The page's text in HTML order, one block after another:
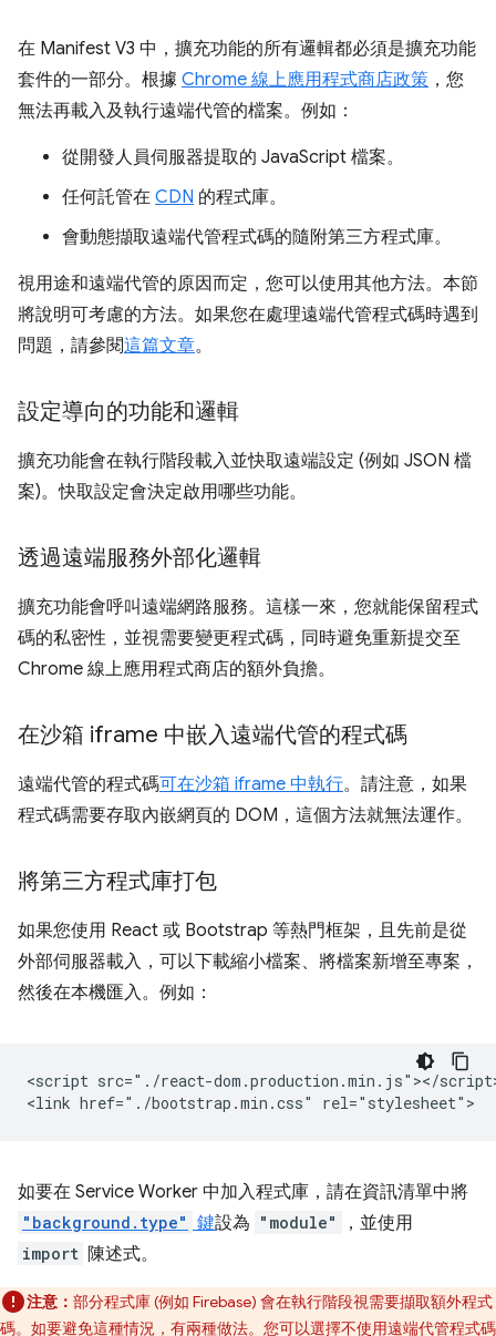
在 Manifest V3 中，擴充功能的所有邏輯都必須是擴充功能
套件的一部分。根據 Chrome 線上應用程式商店政策 ，您
無法再載入及執行遠端代管的檔案。例如：
從開發人員伺服器提取的 JavaScript 檔案。
任何託管在 CDN 的程式庫。
會動態擷取遠端代管程式碼的隨附第三方程式庫。
視用途和遠端代管的原因而定，您可以使用其他方法。本節
將說明可考慮的方法。如果您在處理遠端代管程式碼時遇到
問題，請參閱這篇文章。
設定導向的功能和邏輯
擴充功能會在執行階段載入並快取遠端設定 (例如 JSON 檔
案)。快取設定會決定啟用哪些功能。
透過遠端服務外部化邏輯
擴充功能會呼叫遠端網路服務。這樣一來，您就能保留程式
碼的私密性，並視需要變更程式碼，同時避免重新提交至
Chrome 線上應用程式商店的額外負擔。
在沙箱 iframe 中嵌入遠端代管的程式碼
遠端代管的程式碼可在沙箱 iframe 中執行。請注意，如果
程式碼需要存取內嵌網頁的 DOM，這個方法就無法運作。
將第三方程式庫打包
如果您使用 React 或 Bootstrap 等熱門框架，且先前是從
外部伺服器載入，可以下載縮小檔案、將檔案新增至專案，
然後在本機匯入。例如：
<script src="./react-dom.production.min.js"></
如要在 Service Worker 中加入程式庫，請在資訊清單中將
"background.type" 鍵設為 "module" ，並使用
import 陳述式。
注意： 部分程式庫 (例如 Firebase) 會在執行階段視需要擷取額外程式
碼。如要避免這種情況，有兩種做法。您可以選擇不使用遠端代管程式碼